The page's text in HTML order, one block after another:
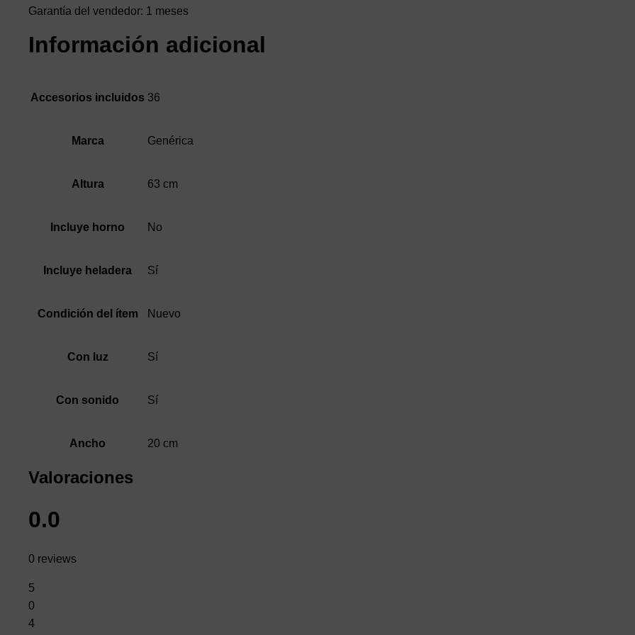
Garantía del vendedor: 1 meses
Información adicional
Accesorios incluidos 36
Marca Genérica
Altura 63 cm
Incluye horno No
Incluye heladera Sí
Condición del ítem Nuevo
Con luz Sí
Con sonido Sí
Ancho 20 cm
Valoraciones
0.0
0 reviews
5
0
4